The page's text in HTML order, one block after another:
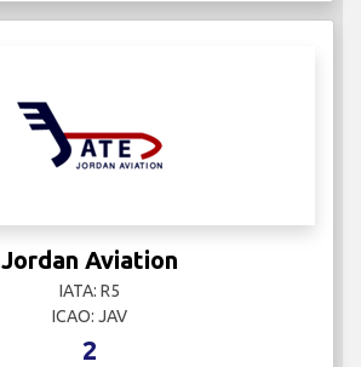
Jordan Aviation
IATA: R5
ICAO: JAV
2